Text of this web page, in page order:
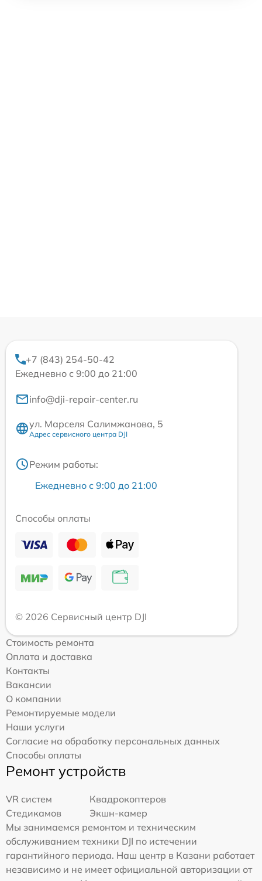
+7 (843) 254-50-42
Ежедневно с 9:00 до 21:00
info@dji-repair-center.ru
ул. Марселя Салимжанова, 5
Адрес сервисного центра DJI
Режим работы:
Ежедневно с 9:00 до 21:00
Способы оплаты
© 2026 Сервисный центр DJI
Стоимость ремонта
Оплата и доставка
Контакты
Вакансии
О компании
Ремонтируемые модели
Наши услуги
Согласие на обработку персональных данных
Способы оплаты
Ремонт устройств
VR систем
Квадрокоптеров
Стедикамов
Экшн-камер
Мы занимаемся ремонтом и техническим
обслуживанием техники DJI по истечении
гарантийного периода. Наш центр в Казани работает
независимо и не имеет официальной авторизации от